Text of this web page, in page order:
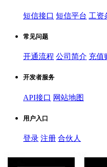
短信接口 短信平台 工资
常见问题
开通流程 公司简介 充值
开发者服务
API接口 网站地图
用户入口
登录 注册 合伙人